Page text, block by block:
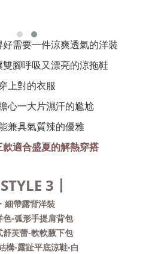
需要一件涼爽透氣的洋裝
腳呼吸又漂亮的涼拖鞋
上對的衣服
心一大片濕汗的尷尬
兼具氣質辣的優雅
款適合盛夏的解熱穿搭
STYLE 3〡
· 細帶露背洋裝
色-弧形手提肩背包
舒芙蕾-軟軟腋下包
構-露趾平底涼鞋-白